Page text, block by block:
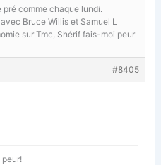
pré comme chaque lundi.
Bruce Willis et Samuel L
sur Tmc, Shérif fais-moi peur
#8405
peur!